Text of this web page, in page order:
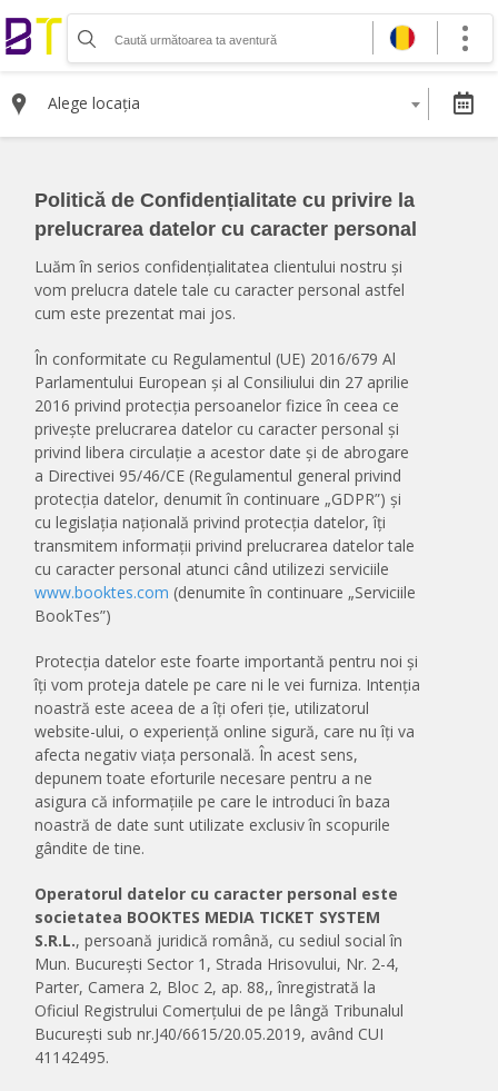
Alege locația
Organizează-ți activitatea
Listează-ți activitatea
Vinde bilete cu Booktes.com
Aplicația de control access
DESPRE NOI
Despre noi
Termeni și condiții pentru cumpărătorii de bilete
Termeni și condiții pentru organizatorii de evenimente
Politica de Confidențialitate
Selectează moneda
Politică de Confidențialitate cu privire la
prelucrarea datelor cu caracter personal
Luăm în serios confidențialitatea clientului nostru și
vom prelucra datele tale cu caracter personal astfel
cum este prezentat mai jos.
În conformitate cu Regulamentul (UE) 2016/679 Al
Parlamentului European și al Consiliului din 27 aprilie
2016 privind protecția persoanelor fizice în ceea ce
privește prelucrarea datelor cu caracter personal și
privind libera circulație a acestor date și de abrogare
a Directivei 95/46/CE (Regulamentul general privind
protecția datelor, denumit în continuare „GDPR”) și
cu legislația națională privind protecția datelor, îți
transmitem informații privind prelucrarea datelor tale
cu caracter personal atunci când utilizezi serviciile
www.booktes.com (denumite în continuare „Serviciile
BookTes”)
Protecția datelor este foarte importantă pentru noi și
îți vom proteja datele pe care ni le vei furniza. Intenția
noastră este aceea de a îți oferi ție, utilizatorul
website-ului, o experiență online sigură, care nu îți va
afecta negativ viața personală. În acest sens,
depunem toate eforturile necesare pentru a ne
asigura că informațiile pe care le introduci în baza
noastră de date sunt utilizate exclusiv în scopurile
gândite de tine.
Operatorul datelor cu caracter personal este
societatea BOOKTES MEDIA TICKET SYSTEM
S.R.L., persoană juridică română, cu sediul social în
Mun. București Sector 1, Strada Hrisovului, Nr. 2-4,
Parter, Camera 2, Bloc 2, ap. 88,, înregistrată la
Oficiul Registrului Comerțului de pe lângă Tribunalul
București sub nr.J40/6615/20.05.2019, având CUI
41142495.